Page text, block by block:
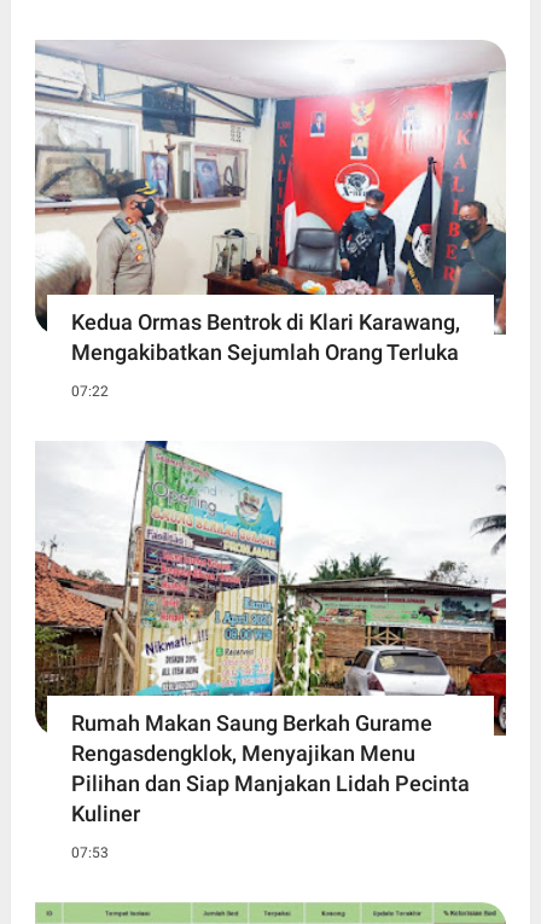
Kedua Ormas Bentrok di Klari Karawang,
Mengakibatkan Sejumlah Orang Terluka
07:22
Rumah Makan Saung Berkah Gurame
Rengasdengklok, Menyajikan Menu
Pilihan dan Siap Manjakan Lidah Pecinta
Kuliner
07:53